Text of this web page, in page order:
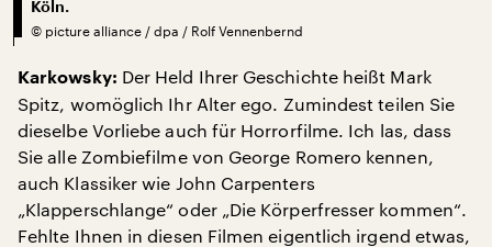
Köln.
© picture alliance / dpa / Rolf Vennenbernd
Karkowsky: Der Held Ihrer Geschichte heißt Mark
Spitz, womöglich Ihr Alter ego. Zumindest teilen Sie
dieselbe Vorliebe auch für Horrorfilme. Ich las, dass
Sie alle Zombiefilme von George Romero kennen,
auch Klassiker wie John Carpenters
„Klapperschlange“ oder „Die Körperfresser kommen“.
Fehlte Ihnen in diesen Filmen eigentlich irgend etwas,